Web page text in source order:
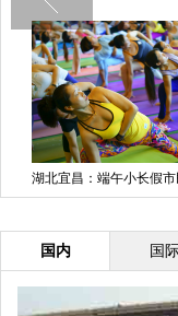
绿色3D模块化建房在石
国内 国